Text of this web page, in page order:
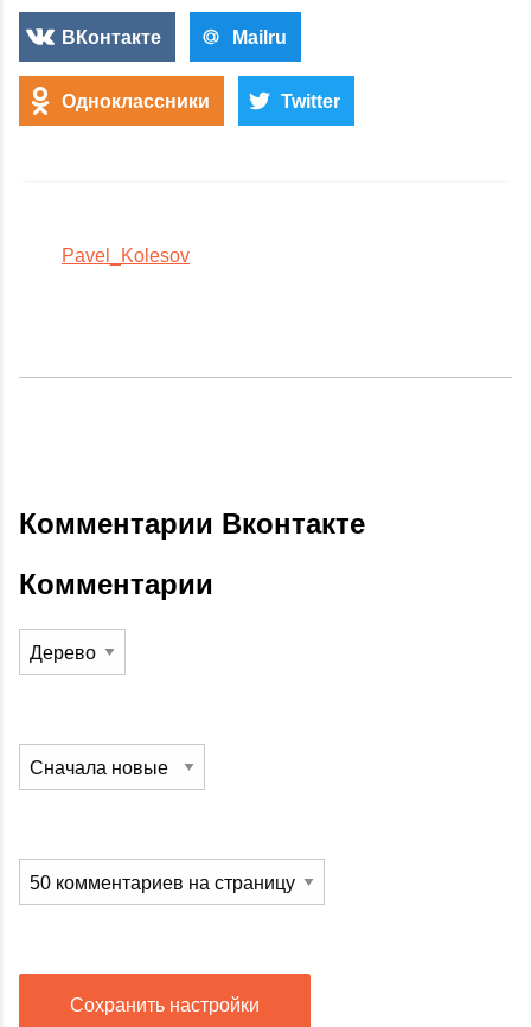
ВКонтакте Mailru
Одноклассники Twitter
Pavel_Kolesov
Комментарии Вконтакте
Комментарии
Сохранить настройки